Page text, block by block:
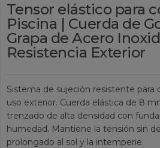
Tensor elástico para
Piscina | Cuerda de
Grapa de Acero
Resistencia Exterior
Sistema de sujeción resistente para
uso exterior. Cuerda elástica de 8
trenzado de alta densidad con
humedad. Mantiene la tensión sin
prolongado al sol y la intemperie.